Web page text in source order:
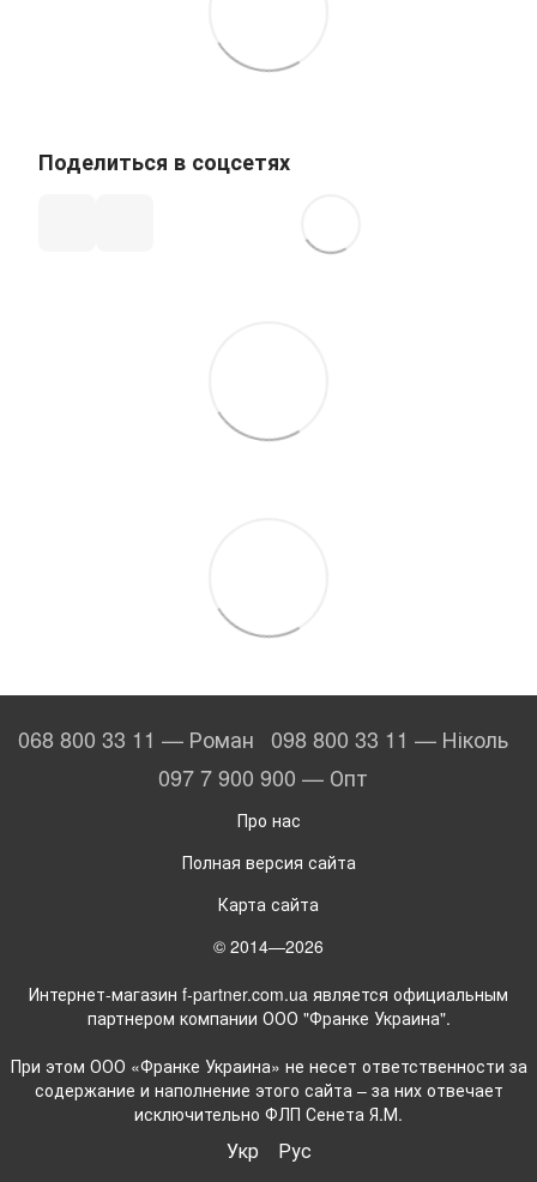
Поделиться в соцсетях
068 800 33 11 — Роман 098 800 33 11 — Ніколь
097 7 900 900 — Опт
Про нас
Полная версия сайта
Карта сайта
© 2014—2026
Интернет-магазин f-partner.com.ua является официальным
партнером компании ООО "Франке Украина".
При этом ООО «Франке Украина» не несет ответственности за
содержание и наполнение этого сайта – за них отвечает
исключительно ФЛП Сенета Я.М.
Укр Рус